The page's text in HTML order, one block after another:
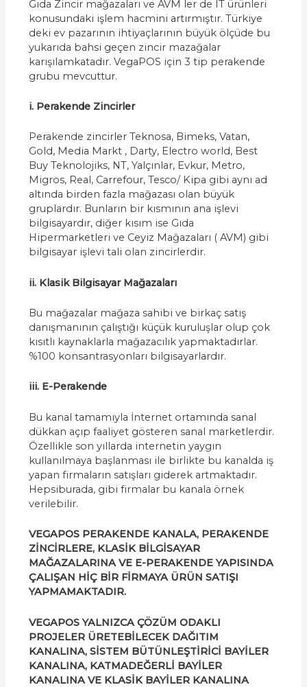
Gıda Zincir mağazaları ve AVM ler de IT ürünleri
konusundaki işlem hacmini artırmıştır. Türkiye
deki ev pazarının ihtiyaçlarının büyük ölçüde bu
yukarıda bahsi geçen zincir mazağalar
karışılamkatadır. VegaPOS için 3 tip perakende
grubu mevcuttur.
i. Perakende Zincirler
Perakende zincirler Teknosa, Bimeks, Vatan,
Gold, Media Markt , Darty, Electro world, Best
Buy Teknolojiks, NT, Yalçınlar, Evkur, Metro,
Migros, Real, Carrefour, Tesco/ Kipa gibi aynı ad
altında birden fazla mağazası olan büyük
gruplardır. Bunların bir kısmının ana işlevi
bilgisayardır, diğer kısım ise Gıda
Hipermarketleri ve Ceyiz Mağazaları ( AVM) gibi
bilgisayar işlevi tali olan zincirlerdir.
ii. Klasik Bilgisayar Mağazaları
Bu mağazalar mağaza sahibi ve birkaç satış
danışmanının çalıştığı küçük kuruluşlar olup çok
kısıtlı kaynaklarla mağazacılık yapmaktadırlar.
%100 konsantrasyonları bilgisayarlardır.
iii. E-Perakende
Bu kanal tamamıyla İnternet ortamında sanal
dükkan açıp faaliyet gösteren sanal marketlerdir.
Özellikle son yıllarda internetin yaygın
kullanılmaya başlanması ile birlikte bu kanalda iş
yapan firmaların satışları giderek artmaktadır.
Hepsiburada, gibi firmalar bu kanala örnek
verilebilir.
VEGAPOS PERAKENDE KANALA, PERAKENDE
ZİNCİRLERE, KLASİK BİLGİSAYAR
MAĞAZALARINA VE E-PERAKENDE YAPISINDA
ÇALIŞAN HİÇ BİR FİRMAYA ÜRÜN SATIŞI
YAPMAMAKTADIR.
VEGAPOS YALNIZCA ÇÖZÜM ODAKLI
PROJELER ÜRETEBİLECEK DAĞITIM
KANALINA, SİSTEM BÜTÜNLEŞTİRİCİ BAYİLER
KANALINA, KATMADEĞERLİ BAYİLER
KANALINA VE KLASİK BAYİLER KANALINA